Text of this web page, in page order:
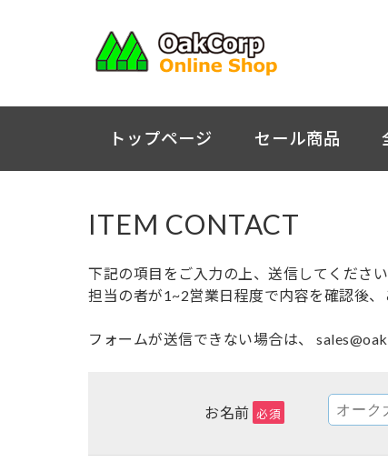
トップページ セール商品
ITEM CONTACT
下記の項目をご入力の上、送信してください
担当の者が1~2営業日程度で内容を確認後、
フォームが送信できない場合は、
お名前 必須